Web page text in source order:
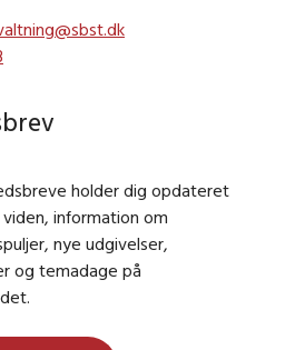
holder dig opdateret
information om
nye udgivelser,
og temadage på